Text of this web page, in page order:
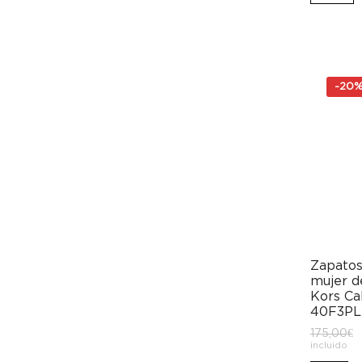
-
mujer
Kors
175,00€
incluido